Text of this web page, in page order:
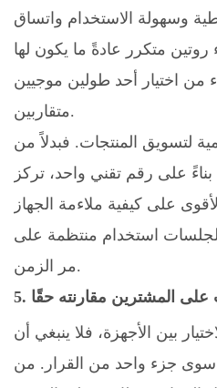
وسهولة الاستخدام واتساق
روتين متكرر عادةً ما يكون لها
من اختيار أحد طولين موجيين
متقاربين.
لتسويق المنتجات. فبدلاً من
بناءً على رقم تقني واحد، تركز
على كيفية ملاءمة الجهاز
لجلسات استخدام منتظمة على
مر الزمن.
على المشترين مقارنته حقًا
بين الأجهزة، فلا ينبغي أن
جزء واحد من القرار. من